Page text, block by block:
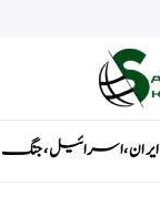
ایران ، اسرائیل ، جنگ